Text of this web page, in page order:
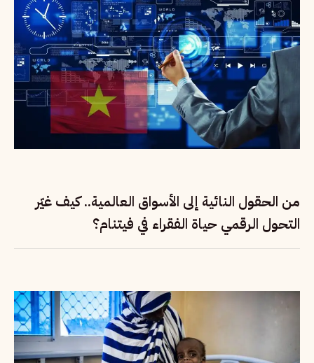
من الحقول النائية إلى الأسواق العالمية.. كيف غيّر
التحول الرقمي حياة الفقراء في فيتنام؟